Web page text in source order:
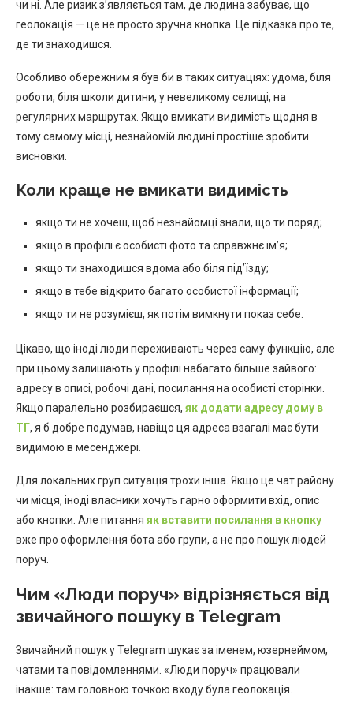
чи ні. Але ризик з’являється там, де людина забуває, що
геолокація — це не просто зручна кнопка. Це підказка про те,
де ти знаходишся.
Особливо обережним я був би в таких ситуаціях: удома, біля
роботи, біля школи дитини, у невеликому селищі, на
регулярних маршрутах. Якщо вмикати видимість щодня в
тому самому місці, незнайомій людині простіше зробити
висновки.
Коли краще не вмикати видимість
якщо ти не хочеш, щоб незнайомці знали, що ти поряд;
якщо в профілі є особисті фото та справжнє ім’я;
якщо ти знаходишся вдома або біля під’їзду;
якщо в тебе відкрито багато особистої інформації;
якщо ти не розумієш, як потім вимкнути показ себе.
Цікаво, що іноді люди переживають через саму функцію, але
при цьому залишають у профілі набагато більше зайвого:
адресу в описі, робочі дані, посилання на особисті сторінки.
Якщо паралельно розбираєшся, як додати адресу дому в
ТГ, я б добре подумав, навіщо ця адреса взагалі має бути
видимою в месенджері.
Для локальних груп ситуація трохи інша. Якщо це чат району
чи місця, іноді власники хочуть гарно оформити вхід, опис
або кнопки. Але питання як вставити посилання в кнопку
вже про оформлення бота або групи, а не про пошук людей
поруч.
Чим «Люди поруч» відрізняється від
звичайного пошуку в Telegram
Звичайний пошук у Telegram шукає за іменем, юзернеймом,
чатами та повідомленнями. «Люди поруч» працювали
інакше: там головною точкою входу була геолокація.